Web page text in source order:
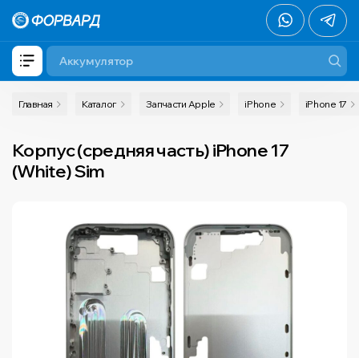
Главная Каталог Запчасти Apple iPhone iPhone 17
Корпус (средняя часть) iPhone 17
(White) Sim